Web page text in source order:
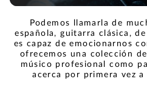
Podemos llamarla de
española, guitarra clásica,
es capaz de emocionarnos
ofrecemos una colección
músico profesional como
acerca por primera vez